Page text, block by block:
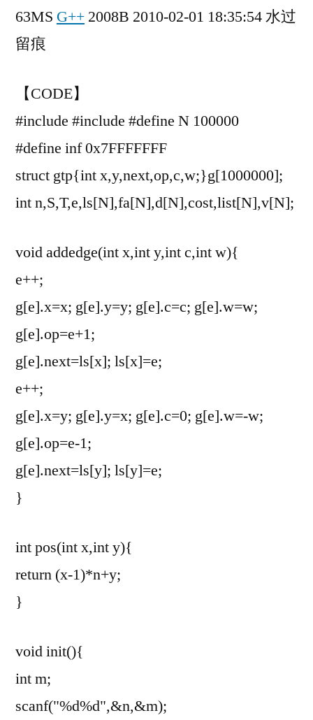
63MS G++ 2008B 2010-02-01 18:35:54 水过
留痕
【CODE】
#include #include #define N 100000
#define inf 0x7FFFFFFF
struct gtp{int x,y,next,op,c,w;}g[1000000];
int n,S,T,e,ls[N],fa[N],d[N],cost,list[N],v[N];
void addedge(int x,int y,int c,int w){
e++;
g[e].x=x; g[e].y=y; g[e].c=c; g[e].w=w;
g[e].op=e+1;
g[e].next=ls[x]; ls[x]=e;
e++;
g[e].x=y; g[e].y=x; g[e].c=0; g[e].w=-w;
g[e].op=e-1;
g[e].next=ls[y]; ls[y]=e;
}
int pos(int x,int y){
return (x-1)*n+y;
}
void init(){
int m;
scanf("%d%d",&n,&m);